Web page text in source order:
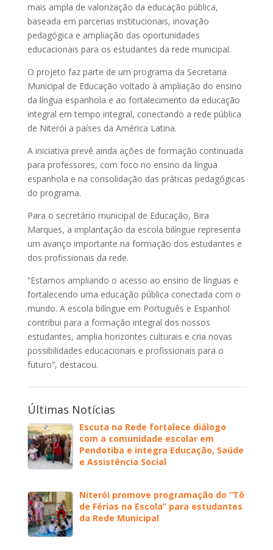
mais ampla de valorização da educação pública,
baseada em parcerias institucionais, inovação
pedagógica e ampliação das oportunidades
educacionais para os estudantes da rede municipal.
O projeto faz parte de um programa da Secretaria
Municipal de Educação voltado à ampliação do ensino
da língua espanhola e ao fortalecimento da educação
integral em tempo integral, conectando a rede pública
de Niterói a países da América Latina.
A iniciativa prevê ainda ações de formação continuada
para professores, com foco no ensino da língua
espanhola e na consolidação das práticas pedagógicas
do programa.
Para o secretário municipal de Educação, Bira
Marques, a implantação da escola bilíngue representa
um avanço importante na formação dos estudantes e
dos profissionais da rede.
“Estamos ampliando o acesso ao ensino de línguas e
fortalecendo uma educação pública conectada com o
mundo. A escola bilíngue em Português e Espanhol
contribui para a formação integral dos nossos
estudantes, amplia horizontes culturais e cria novas
possibilidades educacionais e profissionais para o
futuro”, destacou.
Últimas Notícias
Escuta na Rede fortalece diálogo
com a comunidade escolar em
Pendotiba e integra Educação, Saúde
e Assistência Social
Niterói promove programação do “Tô
de Férias na Escola” para estudantes
da Rede Municipal